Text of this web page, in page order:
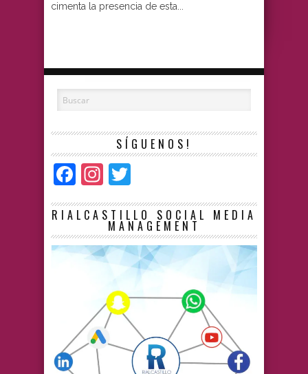
cimenta la presencia de esta...
SÍGUENOS!
Facebook
Instagram
RIALCASTILLO SOCIAL MEDIA
MANAGEMENT